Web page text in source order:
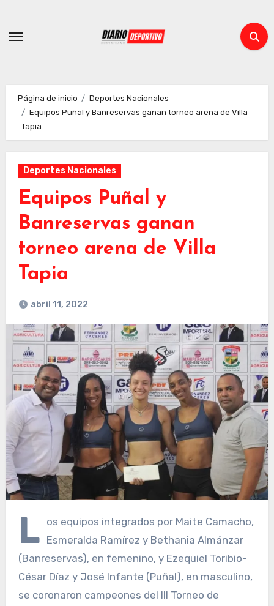
contenido
Página de inicio
Deportes Nacionales
Equipos Puñal y Banreservas ganan torneo arena de Villa
Tapia
Deportes Nacionales
Equipos Puñal y
Banreservas ganan
torneo arena de Villa
Tapia
abril 11, 2022
L os equipos integrados por Maite Camacho,
Esmeralda Ramírez y Bethania Almánzar
(Banreservas), en femenino, y Ezequiel Toribio-
César Díaz y José Infante (Puñal), en masculino,
se coronaron campeones del III Torneo de